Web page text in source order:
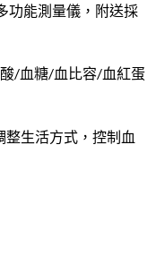
功能測量儀，附送採
/血糖/血比容/血紅蛋
生活方式，控制血